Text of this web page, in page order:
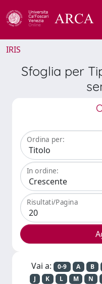
IRIS
Sfoglia per
Ordina per:
In ordine:
Risultati/Pagina
Vai a: 0-9 A B
J
K L M N